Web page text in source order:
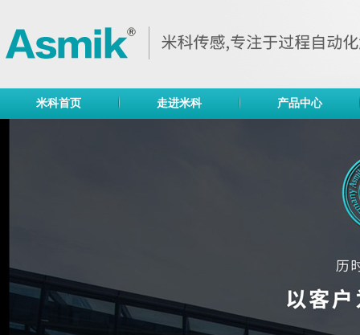
米科首页 走进米科 产品中心